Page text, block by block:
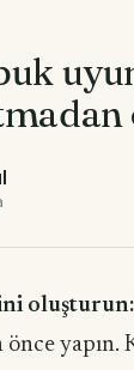
yapın.